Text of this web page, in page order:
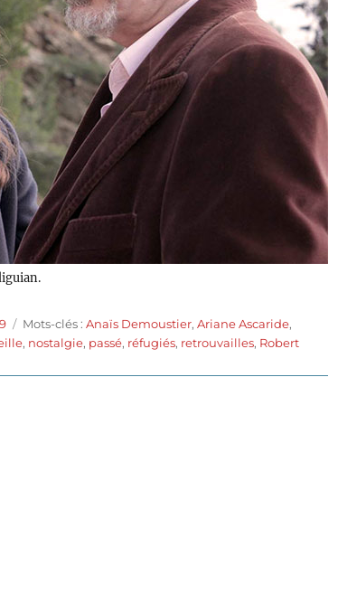
Étiquettes
Mots-clés :Anaïs Demoustier,Ariane Ascaride,
, nostalgie, passé, réfugiés, retrouvailles, Robert